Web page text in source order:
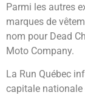
Parmi les autres
marques de
nom pour Dead
Moto Company.
La Run Québec
capitale nationale